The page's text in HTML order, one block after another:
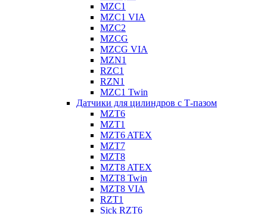
MZC1
MZC1 VIA
MZC2
MZCG
MZCG VIA
MZN1
RZC1
RZN1
MZC1 Twin
Датчики для цилиндров с Т-пазом
MZT6
MZT1
MZT6 ATEX
MZT7
MZT8
MZT8 ATEX
MZT8 Twin
MZT8 VIA
RZT1
Sick RZT6